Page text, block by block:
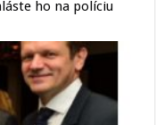
ho na políciu